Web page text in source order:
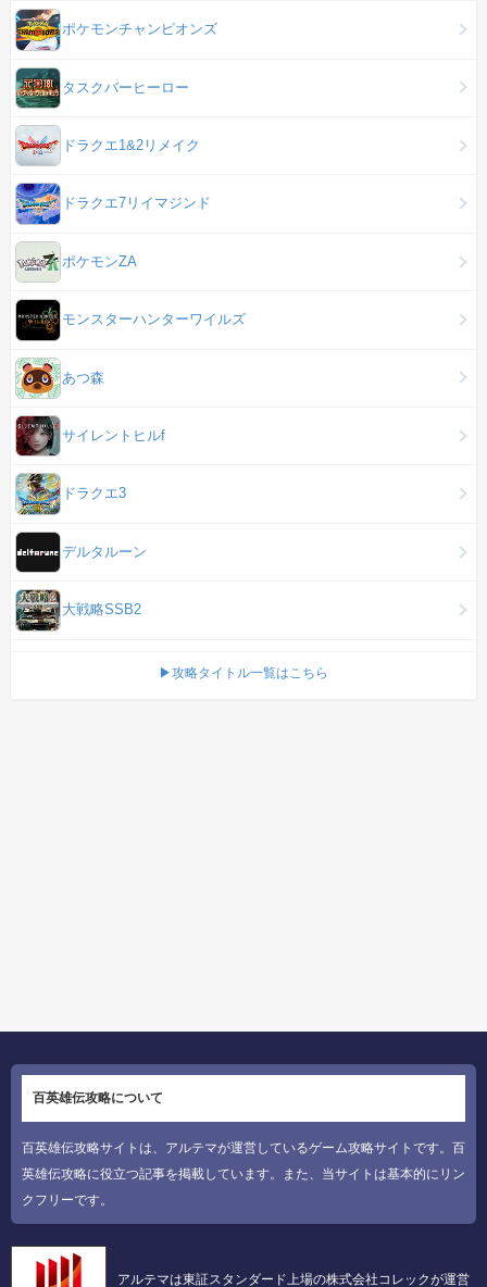
ポケモンチャンピオンズ
タスクバーヒーロー
ドラクエ1&2リメイク
ドラクエ7リイマジンド
ポケモンZA
モンスターハンターワイルズ
あつ森
サイレントヒルf
ドラクエ3
デルタルーン
大戦略SSB2
▶攻略タイトル一覧はこちら
百英雄伝攻略について
百英雄伝攻略サイトは、アルテマが運営しているゲーム攻略サイトです。百
英雄伝攻略に役立つ記事を掲載しています。また、当サイトは基本的にリン
クフリーです。
アルテマは東証スタンダード上場の株式会社コレックが運営